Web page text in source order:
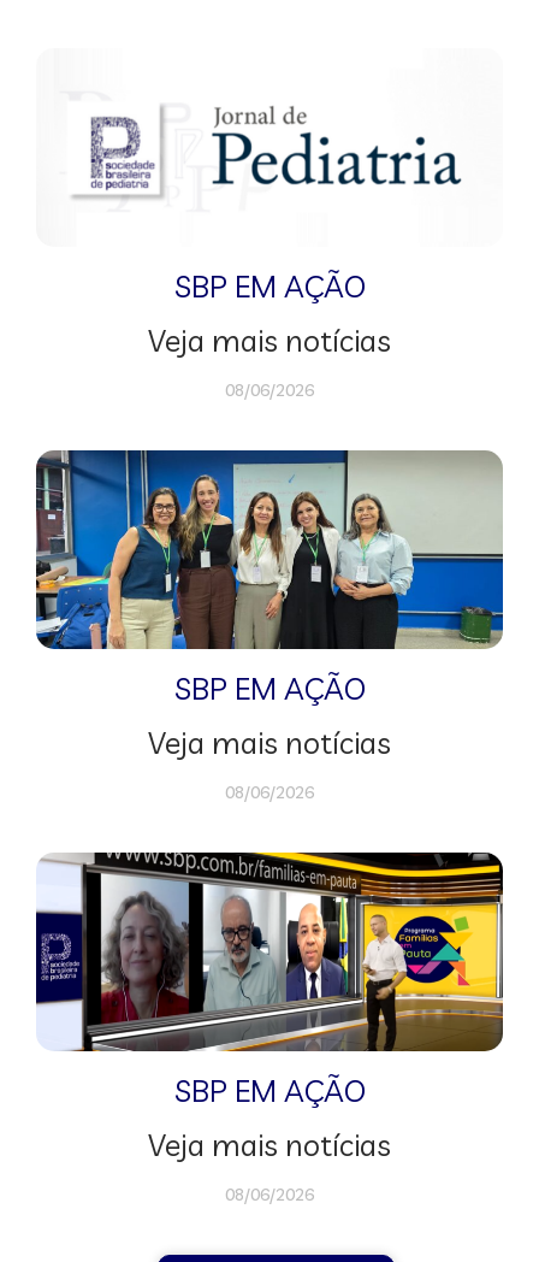
SBP EM AÇÃO
Veja mais notícias
08/06/2026
SBP EM AÇÃO
Veja mais notícias
08/06/2026
SBP EM AÇÃO
Veja mais notícias
08/06/2026